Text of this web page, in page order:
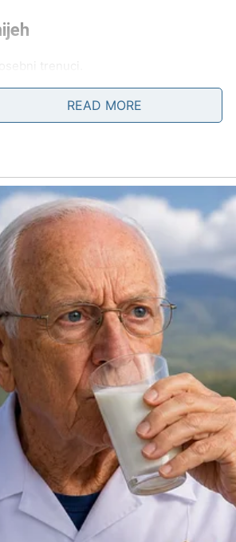
trenuci.
potpuno mijenja pogled na budućnost.
trenuci.
miljenicima do kraja sedmice.
koja vam vraća vjeru u pravu ljubav.
što ste dugo čekali
trenuci.
READ MORE